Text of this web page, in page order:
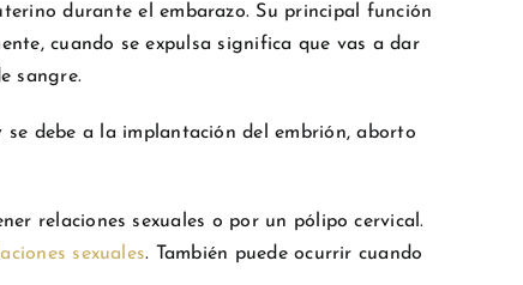
durante el embarazo. Su principal función
cuando se expulsa significa que vas a dar
sangre.
se debe a la implantación del embrión, aborto
relaciones sexuales o por un pólipo cervical.
sexuales. También puede ocurrir cuando